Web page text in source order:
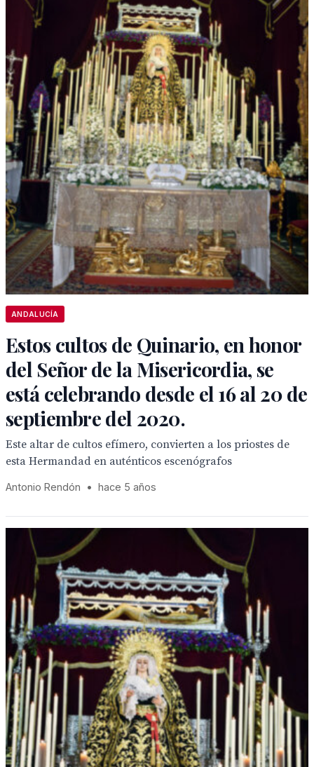
ANDALUCÍA
Estos cultos de Quinario, en honor
del Señor de la Misericordia, se
está celebrando desde el 16 al 20 de
septiembre del 2020.
Este altar de cultos efímero, convierten a los priostes de
esta Hermandad en auténticos escenógrafos
Antonio Rendón • hace 5 años